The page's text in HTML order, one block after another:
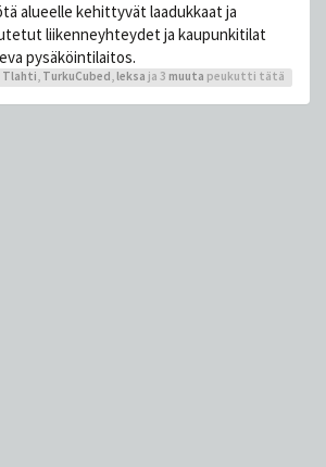
alueelle kehittyvät laadukkaat ja
liikenneyhteydet ja kaupunkitilat
pysäköintilaitos.
Tlahti, TurkuCubed, leksa ja 3 muuta peukutti tätä